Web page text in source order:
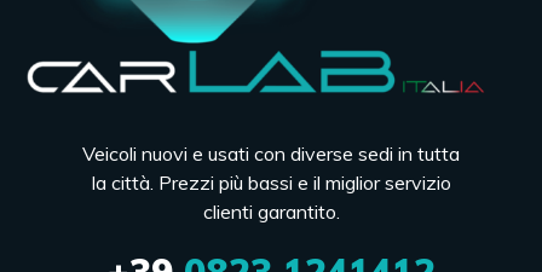
Veicoli nuovi e usati con diverse sedi in tutta
la città. Prezzi più bassi e il miglior servizio
clienti garantito.